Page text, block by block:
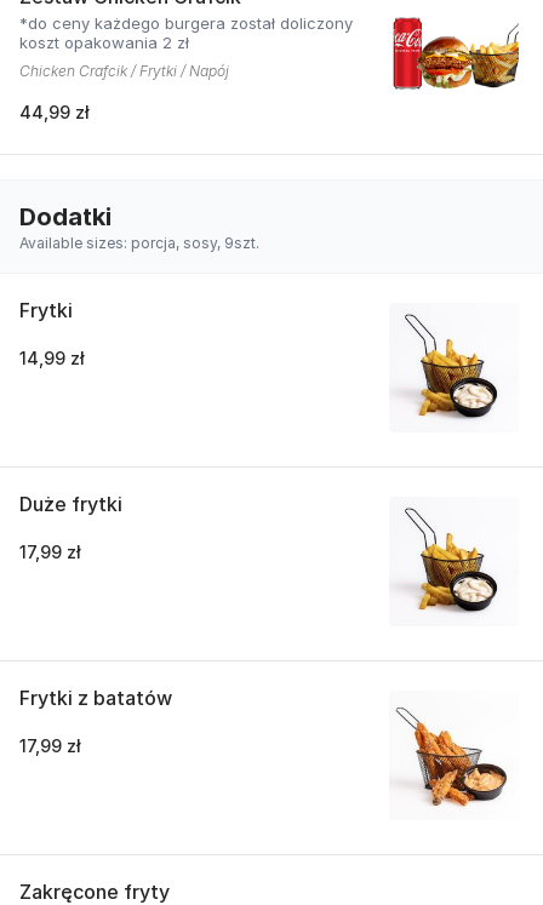
*do ceny każdego burgera został doliczony
koszt opakowania 2 zł
Chicken Crafcik / Frytki / Napój
44,99 zł
Dodatki
Available sizes: porcja, sosy, 9szt.
Frytki
14,99 zł
Duże frytki
17,99 zł
Frytki z batatów
17,99 zł
Zakręcone fryty